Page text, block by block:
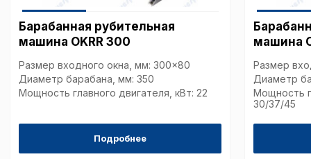
Барабанная рубительная
машина OKRR 300
Размер входного окна, мм: 300x80
Диаметр барабана, мм: 350
Мощность главного двигателя, кВт: 22
Подробнее
машина
Размер
Диаметр
Мощность
30/37/45